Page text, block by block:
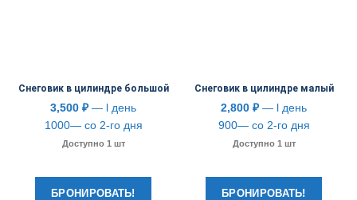
Снеговик в цилиндре большой
3,500 ₽— l день
1000— со 2-го дня
Доступно 1 шт
БРОНИРОВАТЬ!
Снеговик в цилиндре малый
2,800 ₽— l день
900— со 2-го дня
Доступно 1 шт
БРОНИРОВАТЬ!